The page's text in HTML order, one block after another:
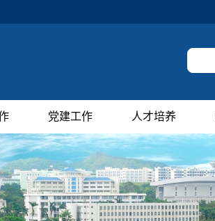
党建工作 人才培养